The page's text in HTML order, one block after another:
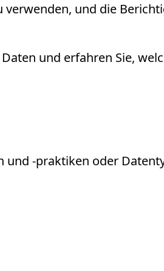
verwenden, und die
und erfahren Sie,
-praktiken oder